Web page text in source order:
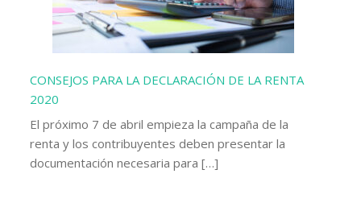
CONSEJOS PARA LA DECLARACIÓN DE LA RENTA
2020
El próximo 7 de abril empieza la campaña de la
renta y los contribuyentes deben presentar la
documentación necesaria para […]